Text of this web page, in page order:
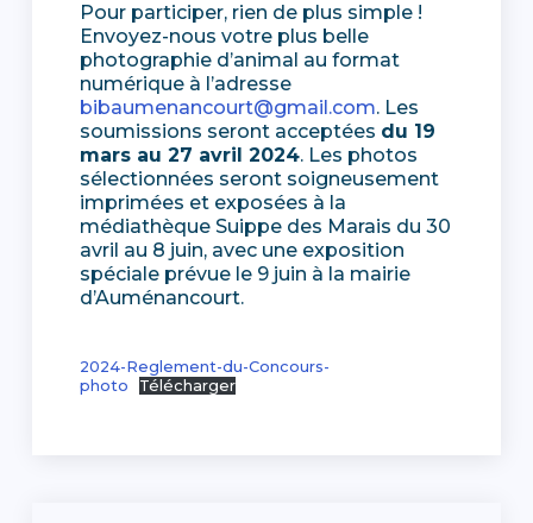
Pour participer, rien de plus simple !
Envoyez-nous votre plus belle
photographie d’animal au format
numérique à l’adresse
bibaumenancourt@gmail.com. Les
soumissions seront acceptées du 19
mars au 27 avril 2024. Les photos
sélectionnées seront soigneusement
imprimées et exposées à la
médiathèque Suippe des Marais du 30
avril au 8 juin, avec une exposition
spéciale prévue le 9 juin à la mairie
d’Auménancourt.
2024-Reglement-du-Concours-
photo
Télécharger